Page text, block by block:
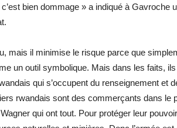
bien dommage » a indiqué à Gavroche
mais il minimise le risque parce que
un outil symbolique. Mais dans les faits,
qui s’occupent du renseignement et
rwandais sont des commerçants dans le
qui ont tout. Pour protéger leur